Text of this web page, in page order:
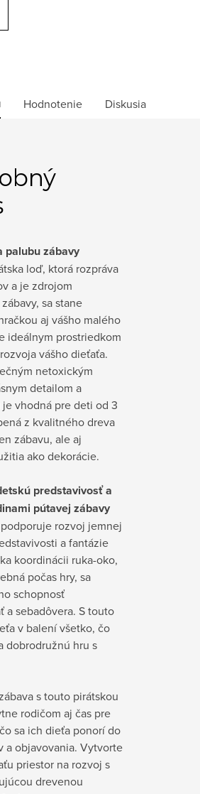
Hodnotenie Diskusia
palubu zábavy
loď, ktorá rozpráva
a je zdrojom
sa stane
aj vášho malého
ideálnym prostriedkom
vášho dieťaťa.
netoxickým
detailom a
vhodná pre deti od 3
z kvalitného dreva
zábavu, ale aj
ako dekorácie.
predstavivosť a
pútavej zábavy
rozvoj jemnej
a fantázie
koordinácii ruka-oko,
počas hry, sa
schopnosť
a sebadôvera. S touto
v balení všetko, čo
dobrodružnú hru s
s touto pirátskou
rodičom aj čas pre
sa ich dieťa ponorí do
a objavovania. Vytvorte
priestor na rozvoj s
drevenou